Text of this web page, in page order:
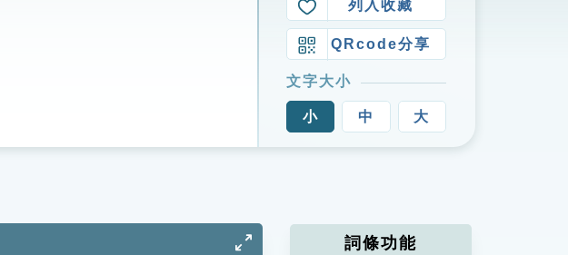
列入收藏
QRcode分享
文字大小
小 中 大
詞條功能